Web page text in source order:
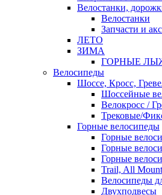
Велостанки,
Велостанки
Запчасти и
ЛЕТО
ЗИМА
ГОРНЫЕ
Велосипеды
Шоссе, Кросс,
Шоссейные
Велокросс /
Трековые/
Горные велосипеды
Горные
Горные
Горные
Trail, All
Велосипеды
Двухподвесы